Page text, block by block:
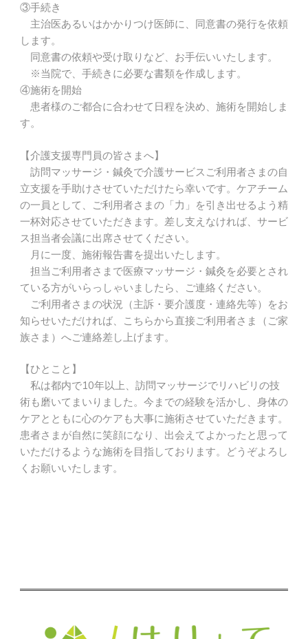
③手続き
主治医あるいはかかりつけ医師に、同意書の発行を依頼
します。
同意書の依頼や受け取りなど、お手伝いいたします。
※当院で、手続きに必要な書類を作成します。
④施術を開始
患者様のご都合に合わせて日程を決め、施術を開始しま
す。
【介護支援専門員の皆さまへ】
訪問マッサージ・鍼灸で介護サービスご利用者さまの自
立支援を手助けさせていただけたら幸いです。ケアチーム
の一員として、ご利用者さまの「力」を引き出せるよう精
一杯対応させていただきます。差し支えなければ、サービ
ス担当者会議に出席させてください。
月に一度、施術報告書を提出いたします。
担当ご利用者さまで医療マッサージ・鍼灸を必要とされ
ている方がいらっしゃいましたら、ご連絡ください。
ご利用者さまの状況（主訴・要介護度・連絡先等）をお
知らせいただければ、こちらから直接ご利用者さま（ご家
族さま）へご連絡差し上げます。
【ひとこと】
私は都内で10年以上、訪問マッサージでリハビリの技
術も磨いてまいりました。今までの経験を活かし、身体の
ケアとともに心のケアも大事に施術させていただきます。
患者さまが自然に笑顔になり、出会えてよかったと思って
いただけるような施術を目指しております。どうぞよろし
くお願いいたします。